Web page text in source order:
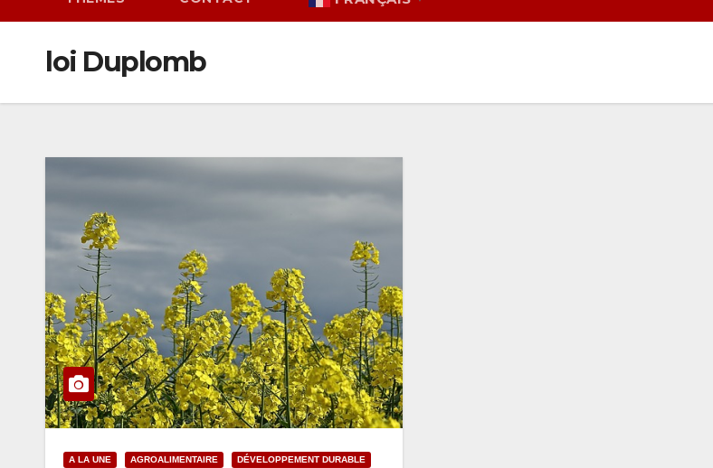
loi Duplomb
A LA UNE AGROALIMENTAIRE DÉVELOPPEMENT DURABLE